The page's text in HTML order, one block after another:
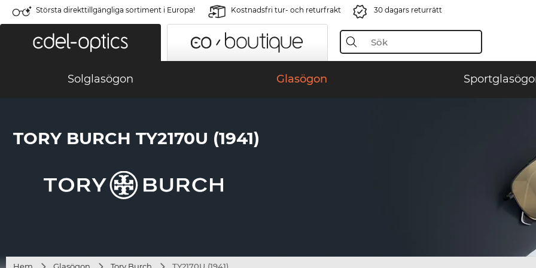
Största direkttillgängliga sortiment i Europa! Kostnadsfri tur- och returfrakt 30 dagars returrätt
Solglasögon Glasögon
TORY BURCH TY2170U (1941)